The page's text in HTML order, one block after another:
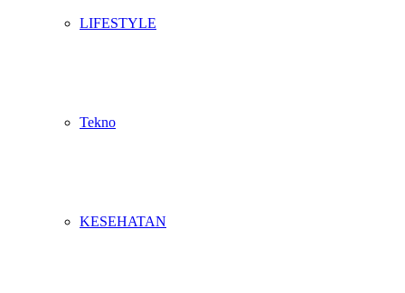
LIFESTYLE
Tekno
KESEHATAN